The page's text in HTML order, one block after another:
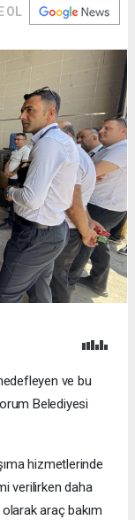
OL
ve bu
Belediyesi
hizmetlerinde
verilirken daha
araç bakım